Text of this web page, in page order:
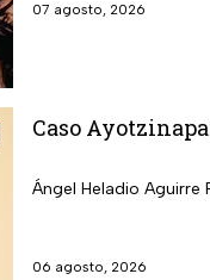
07 agosto, 2026
Caso
Ángel Heladio Aguirre
06 agosto, 2026